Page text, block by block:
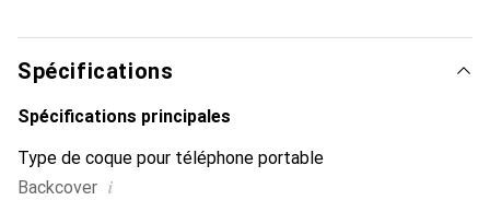
ses produits de haute qualité, la marque Noreve est un
choix fiable pour une clientèle exigeante.
Spécifications
Spécifications principales
Type de coque pour téléphone portable
Backcover i